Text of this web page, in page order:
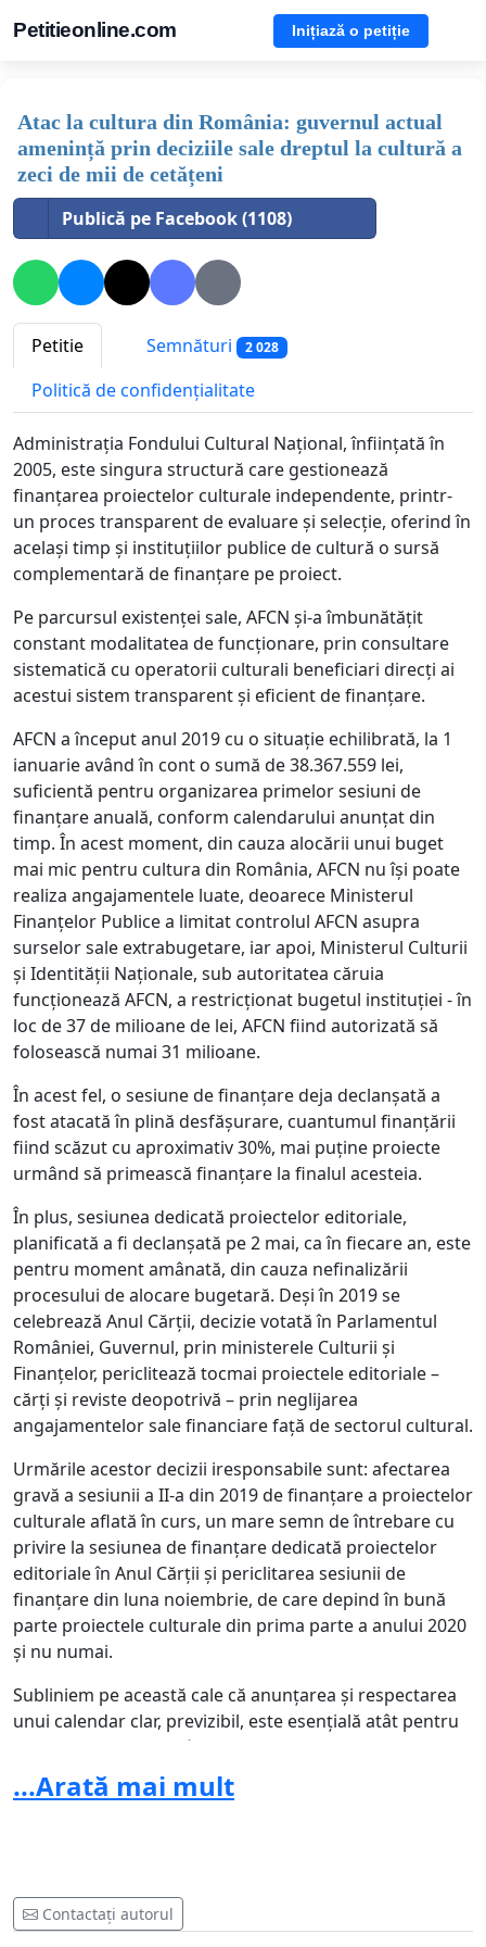
Petitieonline.com Inițiază o petiție
Atac la cultura din România: guvernul actual
amenință prin deciziile sale dreptul la cultură a
zeci de mii de cetățeni
Publică pe Facebook (1108)
Petitie Semnături 2 028
Politică de confidențialitate
Administrația Fondului Cultural Național, înființată în
2005, este singura structură care gestionează
finanțarea proiectelor culturale independente, printr-
un proces transparent de evaluare și selecție, oferind în
același timp și instituțiilor publice de cultură o sursă
complementară de finanțare pe proiect.
Pe parcursul existenței sale, AFCN și-a îmbunătățit
constant modalitatea de funcționare, prin consultare
sistematică cu operatorii culturali beneficiari direcți ai
acestui sistem transparent și eficient de finanțare.
AFCN a început anul 2019 cu o situație echilibrată, la 1
ianuarie având în cont o sumă de 38.367.559 lei,
suficientă pentru organizarea primelor sesiuni de
finanțare anuală, conform calendarului anunțat din
timp. În acest moment, din cauza alocării unui buget
mai mic pentru cultura din România, AFCN nu își poate
realiza angajamentele luate, deoarece Ministerul
Finanțelor Publice a limitat controlul AFCN asupra
surselor sale extrabugetare, iar apoi, Ministerul Culturii
și Identității Naționale, sub autoritatea căruia
funcționează AFCN, a restricționat bugetul instituției - în
loc de 37 de milioane de lei, AFCN fiind autorizată să
folosească numai 31 milioane.
În acest fel, o sesiune de finanțare deja declanșată a
fost atacată în plină desfășurare, cuantumul finanțării
fiind scăzut cu aproximativ 30%, mai puține proiecte
urmând să primească finanțare la finalul acesteia.
În plus, sesiunea dedicată proiectelor editoriale,
planificată a fi declanșată pe 2 mai, ca în fiecare an, este
pentru moment amânată, din cauza nefinalizării
procesului de alocare bugetară. Deși în 2019 se
celebrează Anul Cărții, decizie votată în Parlamentul
României, Guvernul, prin ministerele Culturii și
Finanțelor, periclitează tocmai proiectele editoriale –
cărți și reviste deopotrivă – prin neglijarea
angajamentelor sale financiare față de sectorul cultural.
Urmările acestor decizii iresponsabile sunt: afectarea
gravă a sesiunii a II-a din 2019 de finanțare a proiectelor
culturale aflată în curs, un mare semn de întrebare cu
privire la sesiunea de finanțare dedicată proiectelor
editoriale în Anul Cărții și periclitarea sesiunii de
finanțare din luna noiembrie, de care depind în bună
parte proiectele culturale din prima parte a anului 2020
și nu numai.
Subliniem pe această cale că anunțarea și respectarea
unui calendar clar, previzibil, este esențială atât pentru
funcționarea AFCN, cât și pentru planificarea activității a
sute de ONG-uri și instituții publice din domeniul
culturii și educației culturale din România.
public, singura instituție care finanțează proiecte
desfășurate în zonele defavorizate cultural și singura
...Arată mai mult
Contactați autorul